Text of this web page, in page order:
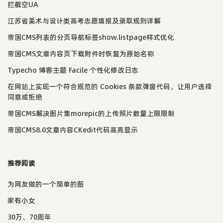
拦截空UA
江苏省美术与设计类高考志愿填报及录取规则详解
帝国CMS列表的分页导航标签show.listpage样式优化
帝国CMS文章内容页下载附件时恢复为原始名称
Typecho 博客主题 Facile 个性化修改日志
在网站上实现一个符合规范的 Cookies 条款弹窗代码，让用户选择
同意或拒绝
帝国CMS解决图片集morepic的上传照片数量上限限制
帝国CMS8.0文章内容CKedit代码高亮显示
推荐阅读
为网友做的一个简单的图
家有小女
30万、70周年